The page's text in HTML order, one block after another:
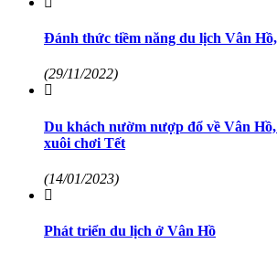
Đánh thức tiềm năng du lịch Vân
(29/11/2022)
Du khách nườm nượp đổ về Vân
xuôi chơi Tết
(14/01/2023)
Phát triển du lịch ở Vân Hồ